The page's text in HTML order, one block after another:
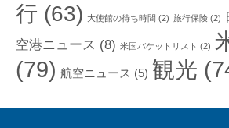
行 (63) 大使館の待ち時間 (2) 旅行保険 (2)
空港ニュース (8) 米国バケットリスト (2)
(79) 航空ニュース (5) 観光